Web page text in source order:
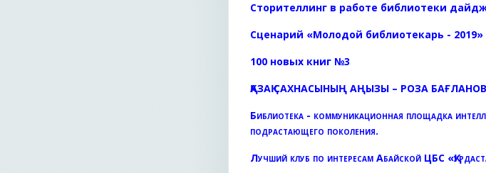
Сторителлинг в работе библиотеки
Сценарий «Молодой библиотекарь - 2019»
100 новых книг №3
ҚАЗАҚ САХНАСЫНЫҢ АҢЫЗЫ – РОЗА
Библиотека - коммуникационная площадка
подрастающего поколения.
Лучший клуб по интересам Абайской ЦБС